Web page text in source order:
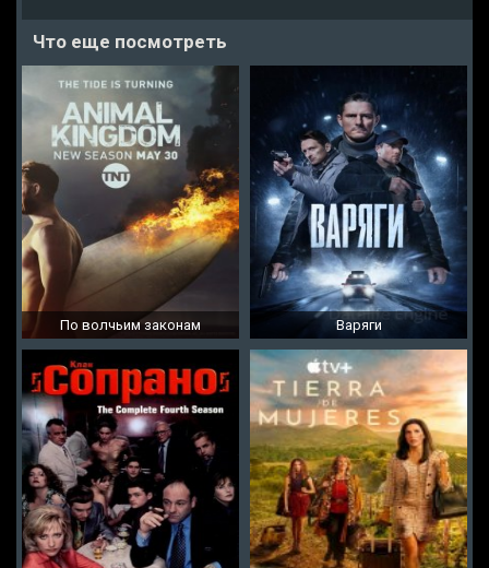
Что еще посмотреть
По волчьим законам Варяги